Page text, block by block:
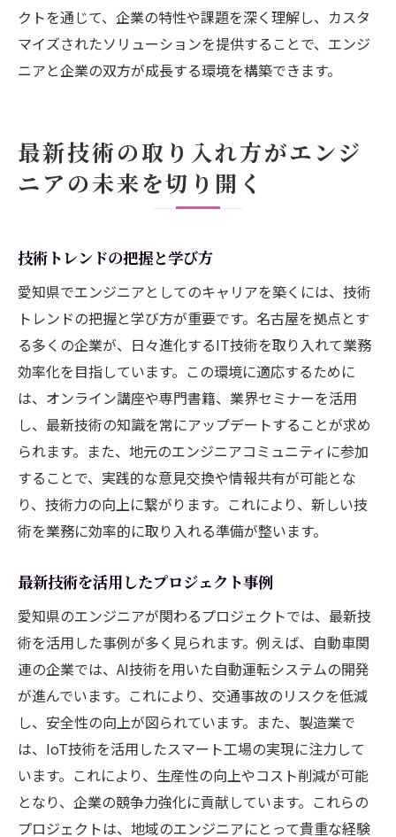
クトを通じて、企業の特性や課題を深く理解し、カスタ
マイズされたソリューションを提供することで、エンジ
ニアと企業の双方が成長する環境を構築できます。
最新技術の取り入れ方がエンジ
ニアの未来を切り開く
技術トレンドの把握と学び方
愛知県でエンジニアとしてのキャリアを築くには、技術
トレンドの把握と学び方が重要です。名古屋を拠点とす
る多くの企業が、日々進化するIT技術を取り入れて業務
効率化を目指しています。この環境に適応するために
は、オンライン講座や専門書籍、業界セミナーを活用
し、最新技術の知識を常にアップデートすることが求め
られます。また、地元のエンジニアコミュニティに参加
することで、実践的な意見交換や情報共有が可能とな
り、技術力の向上に繋がります。これにより、新しい技
術を業務に効率的に取り入れる準備が整います。
最新技術を活用したプロジェクト事例
愛知県のエンジニアが関わるプロジェクトでは、最新技
術を活用した事例が多く見られます。例えば、自動車関
連の企業では、AI技術を用いた自動運転システムの開発
が進んでいます。これにより、交通事故のリスクを低減
し、安全性の向上が図られています。また、製造業で
は、IoT技術を活用したスマート工場の実現に注力して
います。これにより、生産性の向上やコスト削減が可能
となり、企業の競争力強化に貢献しています。これらの
プロジェクトは、地域のエンジニアにとって貴重な経験